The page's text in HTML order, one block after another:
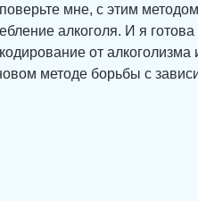
мне, с этим
алкоголя. И я
от алкоголизма
методе борьбы с